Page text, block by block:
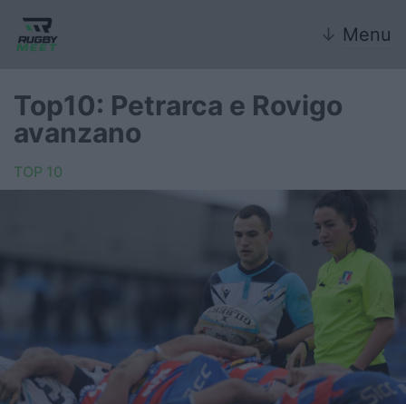
↓ Menu
Nazionali giovanili
FIR
6 Nazioni
United Rugby Championship
Top10: Petrarca e Rovigo
avanzano
TOP 10